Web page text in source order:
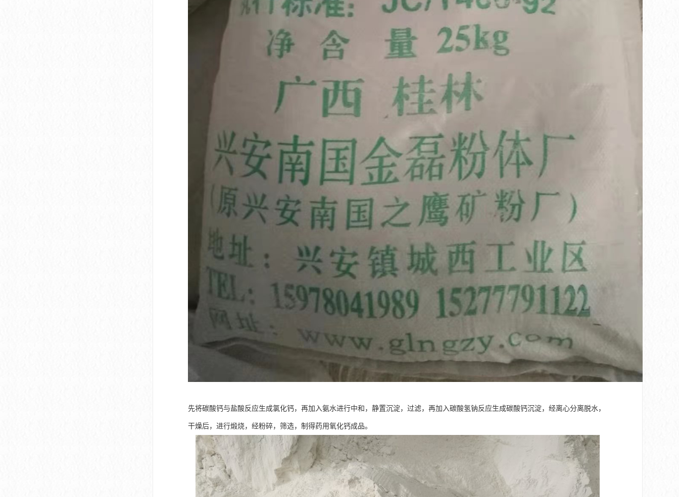
先将碳酸钙与盐酸反应生成氯化钙，再加入氨水进行中和，静置沉淀，过滤，再加入碳酸氢钠反应生成碳酸钙沉淀，经离心分离脱水，
干燥后，进行煅烧，经粉碎，筛选，制得药用氧化钙成品。